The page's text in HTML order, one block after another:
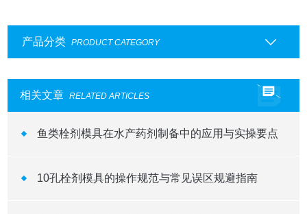
产品分类 PRODUCT CATEGORY
相关文章 RELATED ARTICLES
鱼类栓剂模具在水产药剂制备中的应用与实操要点
10孔栓剂模具的操作规范与常见误区规避指南